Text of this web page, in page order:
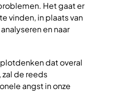
Het gaat er
vinden, in plaats van
en naar
dat overal
zal de reeds
angst in onze